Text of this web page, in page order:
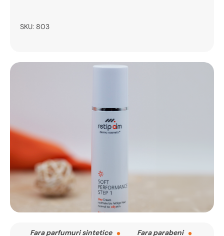
SKU: 803
Fara parfumuri sintetice Fara parabeni